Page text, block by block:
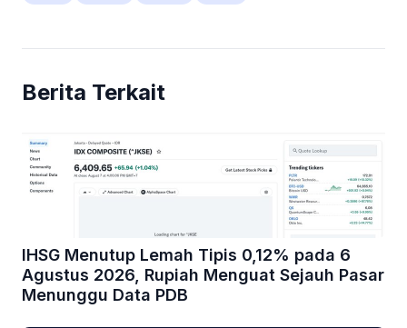
Berita Terkait
IHSG Menutup Lemah Tipis 0,12% pada 6
Agustus 2026, Rupiah Menguat Sejauh Pasar
Menunggu Data PDB